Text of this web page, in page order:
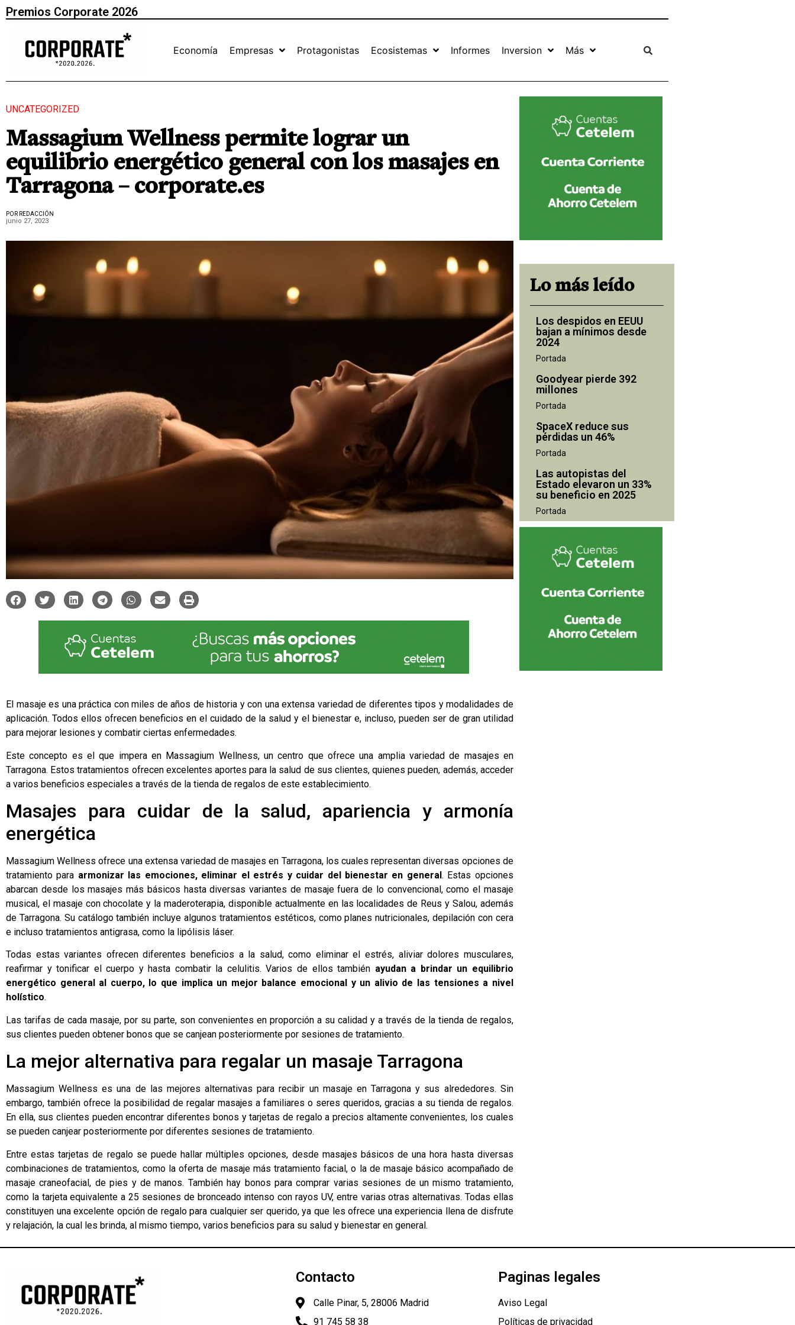
Premios Corporate 2026
Economía Empresas Protagonistas Ecosistemas Informes Inversion Más
UNCATEGORIZED
Massagium Wellness permite lograr un
equilibrio energético general con los masajes en
Tarragona – corporate.es
POR REDACCIÓN
junio 27, 2023
El masaje es una práctica con miles de años de historia y con una extensa variedad de diferentes tipos y modalidades de
aplicación. Todos ellos ofrecen beneficios en el cuidado de la salud y el bienestar e, incluso, pueden ser de gran utilidad
para mejorar lesiones y combatir ciertas enfermedades.
Este concepto es el que impera en Massagium Wellness, un centro que ofrece una amplia variedad de masajes en
Tarragona. Estos tratamientos ofrecen excelentes aportes para la salud de sus clientes, quienes pueden, además, acceder
a varios beneficios especiales a través de la tienda de regalos de este establecimiento.
Masajes para cuidar de la salud, apariencia y armonía
energética
Massagium Wellness ofrece una extensa variedad de masajes en Tarragona, los cuales representan diversas opciones de
tratamiento para armonizar las emociones, eliminar el estrés y cuidar del bienestar en general. Estas opciones
abarcan desde los masajes más básicos hasta diversas variantes de masaje fuera de lo convencional, como el masaje
musical, el masaje con chocolate y la maderoterapia, disponible actualmente en las localidades de Reus y Salou, además
de Tarragona. Su catálogo también incluye algunos tratamientos estéticos, como planes nutricionales, depilación con cera
e incluso tratamientos antigrasa, como la lipólisis láser.
Todas estas variantes ofrecen diferentes beneficios a la salud, como eliminar el estrés, aliviar dolores musculares,
reafirmar y tonificar el cuerpo y hasta combatir la celulitis. Varios de ellos también ayudan a brindar un equilibrio
energético general al cuerpo, lo que implica un mejor balance emocional y un alivio de las tensiones a nivel
holístico.
Las tarifas de cada masaje, por su parte, son convenientes en proporción a su calidad y a través de la tienda de regalos,
sus clientes pueden obtener bonos que se canjean posteriormente por sesiones de tratamiento.
La mejor alternativa para regalar un masaje Tarragona
Massagium Wellness es una de las mejores alternativas para recibir un masaje en Tarragona y sus alrededores. Sin
embargo, también ofrece la posibilidad de regalar masajes a familiares o seres queridos, gracias a su tienda de regalos.
En ella, sus clientes pueden encontrar diferentes bonos y tarjetas de regalo a precios altamente convenientes, los cuales
se pueden canjear posteriormente por diferentes sesiones de tratamiento.
Entre estas tarjetas de regalo se puede hallar múltiples opciones, desde masajes básicos de una hora hasta diversas
combinaciones de tratamientos, como la oferta de masaje más tratamiento facial, o la de masaje básico acompañado de
masaje craneofacial, de pies y de manos. También hay bonos para comprar varias sesiones de un mismo tratamiento,
como la tarjeta equivalente a 25 sesiones de bronceado intenso con rayos UV, entre varias otras alternativas. Todas ellas
constituyen una excelente opción de regalo para cualquier ser querido, ya que les ofrece una experiencia llena de disfrute
y relajación, la cual les brinda, al mismo tiempo, varios beneficios para su salud y bienestar en general.
Lo más leído
Los despidos en EEUU
bajan a mínimos desde
2024
Portada
Goodyear pierde 392
millones
Portada
SpaceX reduce sus
pérdidas un 46%
Portada
Las autopistas del
Estado elevaron un 33%
su beneficio en 2025
Portada
Contacto
Calle Pinar, 5, 28006 Madrid
91 745 58 38
Paginas legales
Aviso Legal
Políticas de privacidad